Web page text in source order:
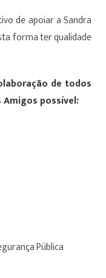
de apoiar a Sandra
forma ter qualidade
de todos
possível:
Pública